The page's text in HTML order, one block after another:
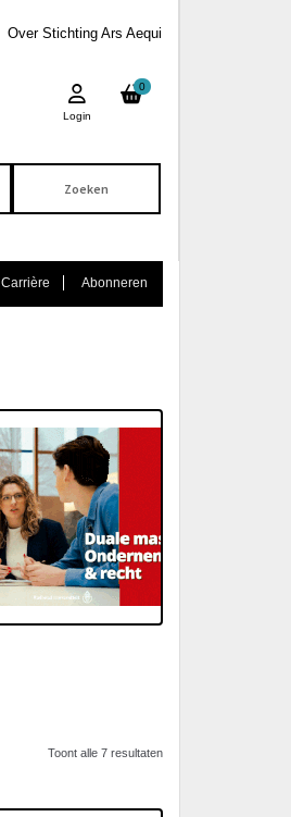
Over Stichting Ars Aequi
0
Login
Carrière Abonneren
Toont alle 7 resultaten